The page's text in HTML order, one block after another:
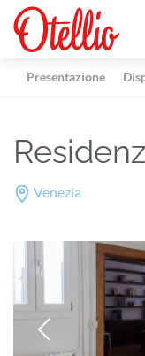
Presentazione
Venezia